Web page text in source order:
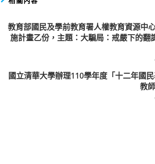
教育部國民及學前教育署人權教育資源中
施計畫乙份，主題：大騙局：戒嚴下的
國立清華大學辦理110學年度「十二年國
教